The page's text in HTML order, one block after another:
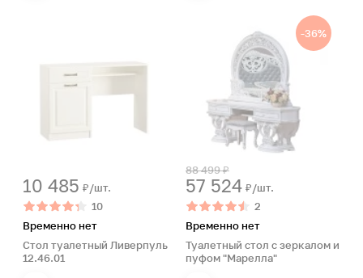
10 485 ₽/шт.
10
Временно нет
Стол туалетный Ливерпуль
12.46.01
-36%
88 499 ₽
57 524 ₽/шт.
2
Временно нет
Туалетный стол с зеркалом и
пуфом "Марелла"